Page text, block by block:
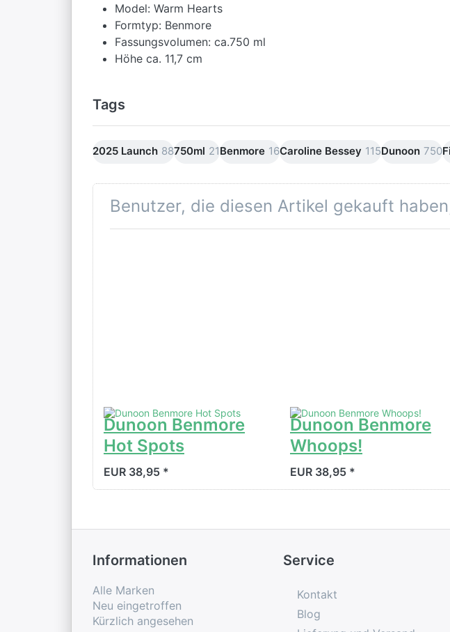
Model: Warm Hearts
Formtyp: Benmore
Fassungsvolumen: ca.750 ml
Höhe ca. 11,7 cm
Tags
2025 Launch 88750ml 21Benmore 16Caroline Bessey 115Dunoon 750
Benutzer, die diesen Artikel gekauft
Dunoon Benmore
Hot Spots
EUR 38,95 *
Dunoon Benmore
Whoops!
EUR 38,95 *
Informationen
Alle Marken
Neu eingetroffen
Kürzlich angesehen
Service
Kontakt
Blog